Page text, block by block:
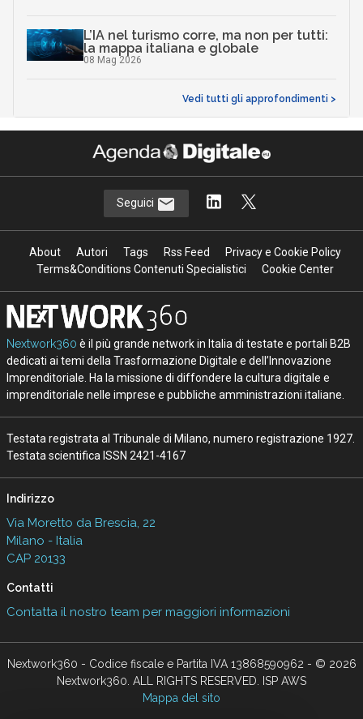
L’IA nel turismo corre, ma non per tutti:
la mappa italiana e globale
08 Mag 2026
Vedi tutti gli approfondimenti >
Seguici
About Autori Tags Rss Feed
Privacy e Cookie Policy
Terms&Conditions Contenuti Specialistici
Cookie Center
Nextwork360 è il più grande network in Italia di testate e portali B2B
dedicati ai temi della Trasformazione Digitale e dell’Innovazione
Imprenditoriale. Ha la missione di diffondere la cultura digitale e
imprenditoriale nelle imprese e pubbliche amministrazioni italiane.
Testata registrata al Tribunale di Milano, numero registrazione 1927.
Testata scientifica ISSN 2421-4167
Indirizzo
Via Moretto da Brescia, 22
Milano - Italia
CAP 20133
Contatti
Contatta il nostro team per maggiori informazioni
Nextwork360 - Codice fiscale e Partita IVA 13868590962 - © 2026
Nextwork360. ALL RIGHTS RESERVED. ISP AWS
Mappa del sito